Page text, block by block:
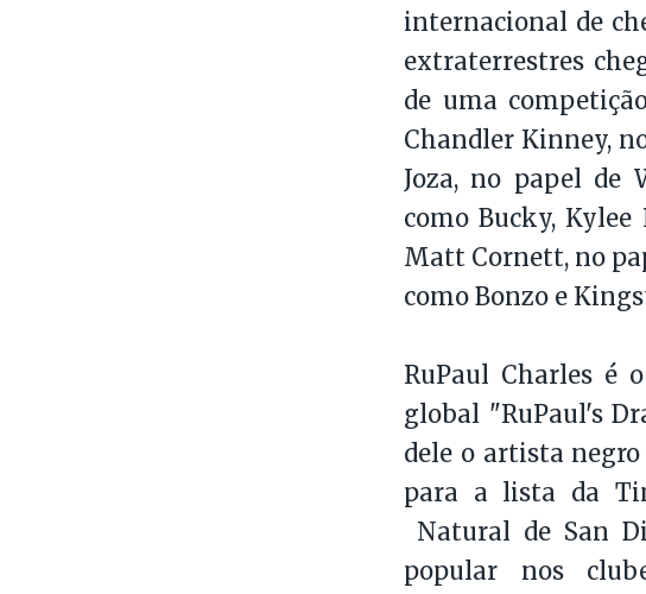
internacional de
extraterrestres
de uma
Chandler Kinney,
Joza, no papel de
como Bucky,
Matt Cornett, no
como Bonzo e
RuPaul Charles é
global "RuPaul's
dele o artista negro
para a lista da
Natural de San
popular nos